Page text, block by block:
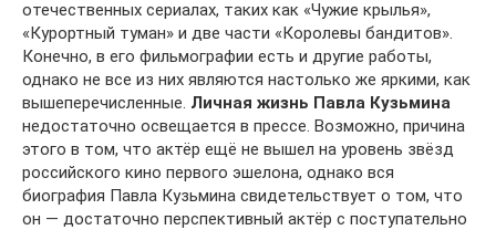
отечественных сериалах, таких как «Чужие крылья»,
«Курортный туман» и две части «Королевы бандитов».
Конечно, в его фильмографии есть и другие работы,
однако не все из них являются настолько же яркими, как
вышеперечисленные. Личная жизнь Павла Кузьмина
недостаточно освещается в прессе. Возможно, причина
этого в том, что актёр ещё не вышел на уровень звёзд
российского кино первого эшелона, однако вся
биография Павла Кузьмина свидетельствует о том, что
он — достаточно перспективный актёр с поступательно